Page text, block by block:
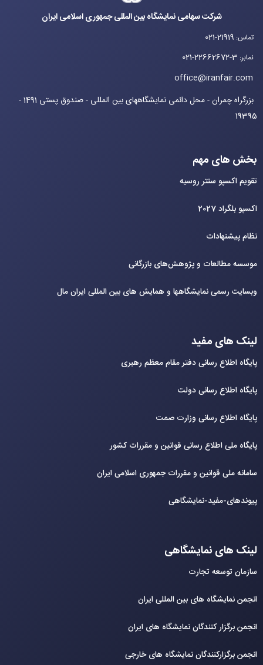
شرکت سهامی نمایشگاه بین المللی جمهوری اسلامی ایران
تماس:
021-21919
نمابر:
021-22662672-3
office@iranfair.com
بزرگراه چمران - محل دائمی نمایشگاههای بین المللی - صندوق پستی 1491 -
19395
بخش های مهم
تقویم اکسپو سنتر روسیه
اکسپو بلگراد 2027
نظام پیشنهادات
موسسه مطالعات و پژوهش‌های بازرگانی
وبسایت رسمی نمایشگاهها و همایش های بین‌ المللی ایران مال
لینک های مفید
پایگاه اطلاع رسانی دفتر مقام معظم رهبری
پایگاه اطلاع رسانی دولت
پایگاه اطلاع رسانی وزارت صمت
پایگاه ملی اطلاع رسانی قوانین و مقررات کشور
سامانه ملی قوانین و مقررات جمهوری اسلامی ایران
پیوندهای-مفید-نمایشگاهی
لینک های نمایشگاهی
سازمان توسعه تجارت
انجمن نمایشگاه های بین المللی ایران
انجمن برگزار کنندگان نمایشگاه های ایران
انجمن برگزارکنندگان نمایشگاه های خارجی